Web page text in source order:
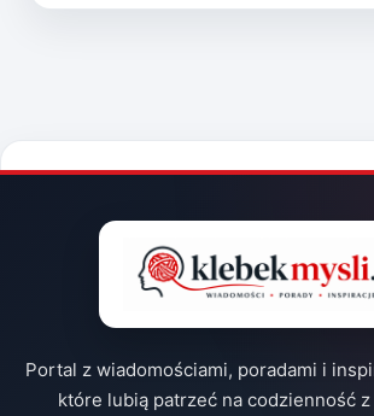
Portal z wiadomościami, poradami i
które lubią patrzeć na codzienność